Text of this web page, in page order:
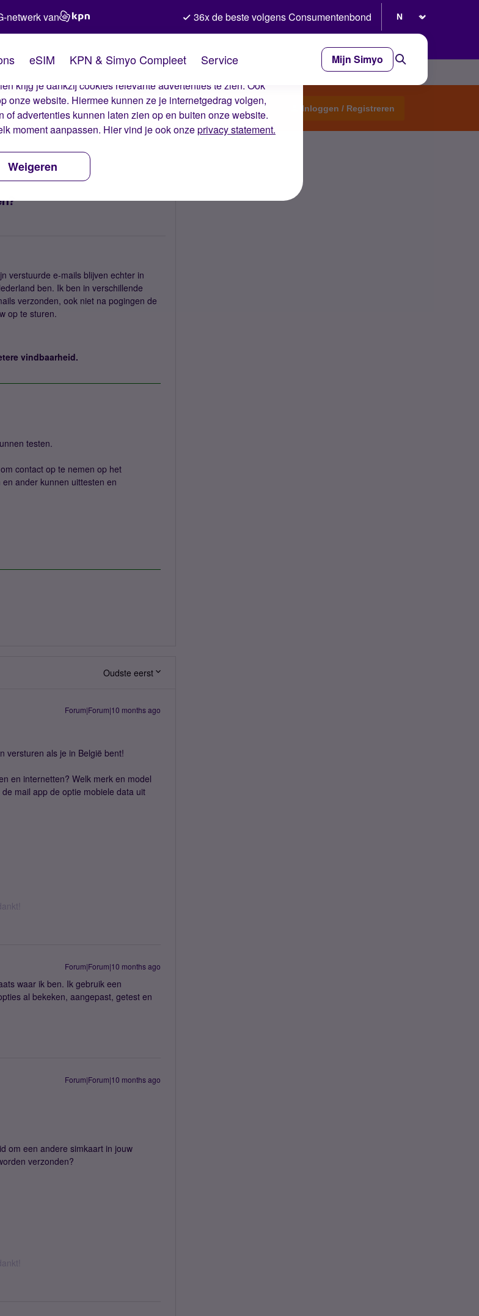
Met deze cookies zorgen wij ervoor dat je ervaring op de
krijg je dankzij cookies relevante advertenties te zien. Ook
onze website. Hiermee kunnen ze je internetgedrag volgen,
of advertenties kunnen laten zien op en buiten onze website.
moment aanpassen. Hier vind je ook onzeprivacy statement.
Weigeren
netwerk van 36x de beste volgens Consumentenbond
eSIM KPN & Simyo Compleet Service Mijn Simyo
Start een topic Inloggen / Registreren
verstuurde e-mails blijven echter in
ben. Ik ben in verschillende
verzonden, ook niet na pogingen de
op te sturen.
vindbaarheid.
testen.
contact op te nemen op het
ander kunnen uittesten en
Oudste eerst
Forum|Forum|10 months ago
versturen als je in België bent!
en internetten? Welk merk en model
mail app de optie mobiele data uit
Forum|Forum|10 months ago
waar ik ben. Ik gebruik een
al bekeken, aangepast, getest en
Forum|Forum|10 months ago
om een andere simkaart in jouw
verzonden?